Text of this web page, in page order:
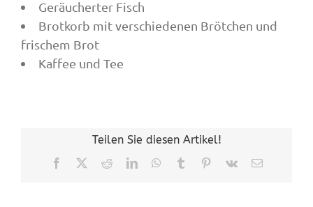
Geräucherter Fisch
Brotkorb mit verschiedenen Brötchen und
frischem Brot
Kaffee und Tee
Teilen Sie diesen Artikel!
Facebook RedditLinkedInWhatsApp
Tumblr Pinterest
Vk
E-